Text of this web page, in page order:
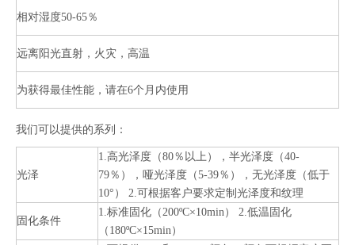
相对湿度50-65％
远离阳光直射，火灾，高温
为获得最佳性能，请在6个月内使用
我们可以提供的系列：
光泽
1.高光泽度（80％以上），半光泽度（40-
79％），哑光泽度（5-39％），无光泽度（低于
10°） 2.可根据客户要求定制光泽度和纹理
固化条件
1.标准固化（200ºC×10min） 2.低温固化
（180ºC×15min）